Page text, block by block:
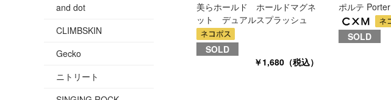
and dot
CLIMBSKIN
Gecko
ニトリート
美らホールド ホールドマグネ
ット デュアルスプラッシュ
SOLD
￥1,680（税込）
ポルテ Porter
SOLD